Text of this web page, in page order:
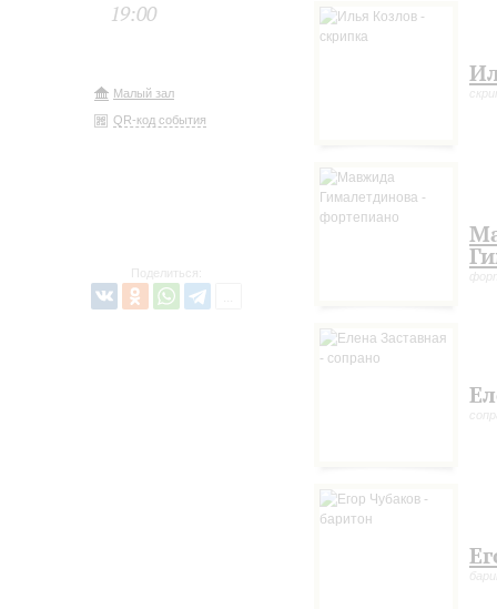
19:00
Малый зал
QR-код события
Поделиться: